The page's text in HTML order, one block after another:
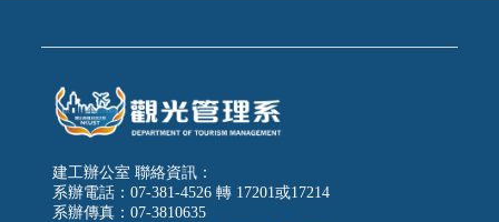
建工辦公室 聯絡資訊：
系辦電話：07-381-4526 轉 17201或17214
系辦傳真：07-3810635